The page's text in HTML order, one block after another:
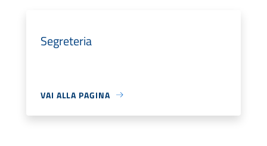
Segreteria
VAI ALLA PAGINA